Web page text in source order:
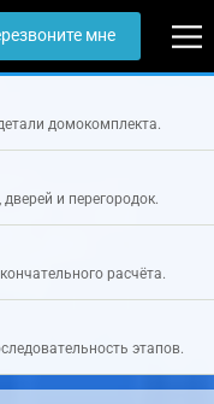
мне
домокомплекта.
и перегородок.
расчёта.
этапов.